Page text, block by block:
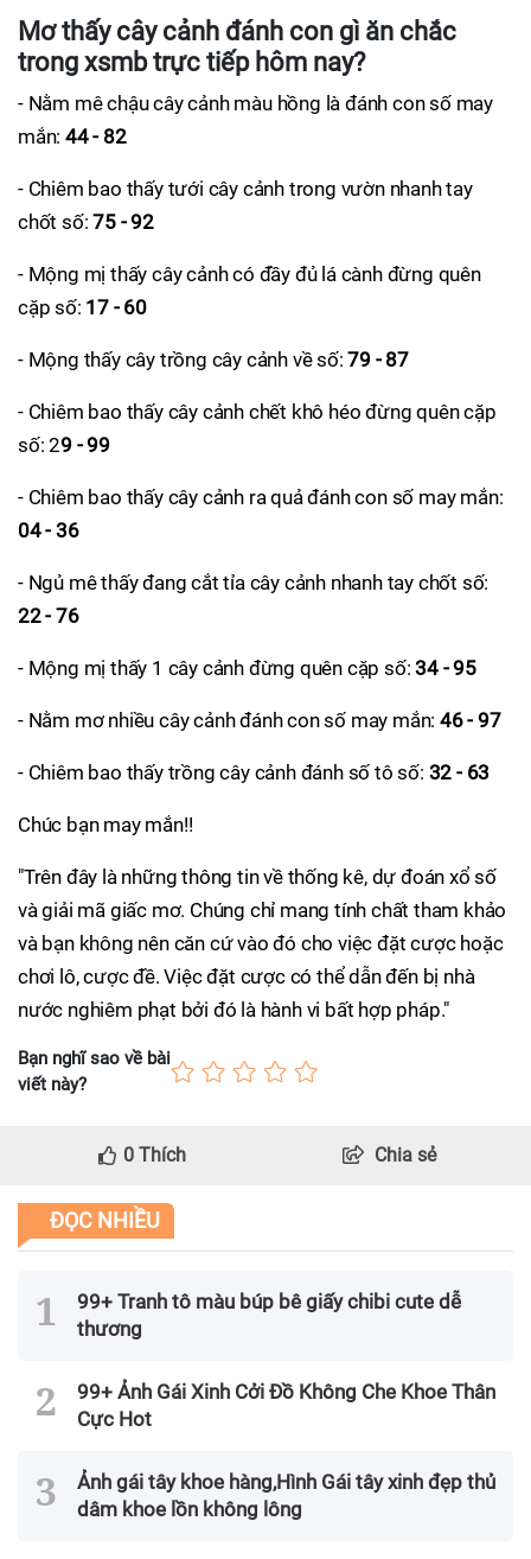
Mơ thấy cây cảnh đánh con gì ăn chắc
trong xsmb trực tiếp hôm nay?
- Nằm mê chậu cây cảnh màu hồng là đánh con số may
mắn: 44 - 82
- Chiêm bao thấy tưới cây cảnh trong vườn nhanh tay
chốt số:75 - 92
- Mộng mị thấy cây cảnh có đầy đủ lá cành đừng quên
cặp số: 17 - 60
- Mộng thấy cây trồng cây cảnh về số:79 - 87
- Chiêm bao thấy cây cảnh chết khô héo đừng quên cặp
số: 29 - 99
- Chiêm bao thấy cây cảnh ra quả đánh con số may mắn:
04 - 36
- Ngủ mê thấy đang cắt tỉa cây cảnh nhanh tay chốt số:
22 - 76
- Mộng mị thấy 1 cây cảnh đừng quên cặp số:34 - 95
- Nằm mơ nhiều cây cảnh đánh con số may mắn: 46 - 97
- Chiêm bao thấy trồng cây cảnh đánh số tô số: 32 - 63
Chúc bạn may mắn!!
"Trên đây là những thông tin về thống kê, dự đoán xổ số
và giải mã giấc mơ. Chúng chỉ mang tính chất tham khảo
và bạn không nên căn cứ vào đó cho việc đặt cược hoặc
chơi lô, cược đề. Việc đặt cược có thể dẫn đến bị nhà
nước nghiêm phạt bởi đó là hành vi bất hợp pháp."
Bạn nghĩ sao về bài
viết này?
0 Thích Chia sẻ
ĐỌC NHIỀU
99+ Tranh tô màu búp bê giấy chibi cute dễ
thương
99+ Ảnh Gái Xinh Cởi Đồ Không Che Khoe Thân
Cực Hot
Ảnh gái tây khoe hàng,Hình Gái tây xinh đẹp thủ
dâm khoe lồn không lông